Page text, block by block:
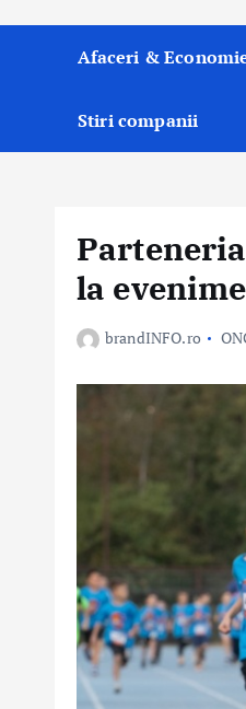
Afaceri &
Stiri companii
la
brandINFO.ro